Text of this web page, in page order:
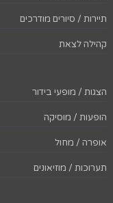
תיירות / סיורים מודרכים
קהילה לצאת
הצגות / מופעי בידור
הופעות / מוסיקה
אופרה / מחול
תערוכות / מוזיאונים